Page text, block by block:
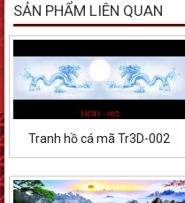
SẢN PHẨM LIÊN QUAN
Tranh hồ cá mã Tr3D-002